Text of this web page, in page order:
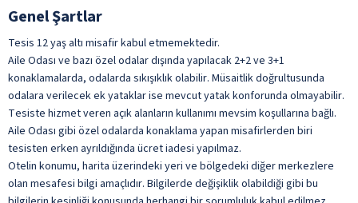
Oda kahvaltı konaklamalarda, kahvaltı konsepte dahildir. Tesiste
alınan diğer yiyecek ve içecekler ücretlidir.
Şişeli İçecekler
Taze Sıkılmış Meyve Suları
Türk Kahvesi
Yabancı Alkollü İçecek
Yerli Alkollü İçecek
ile belirtilen özellikler ücretlidir.
Genel Şartlar
Tesis 12 yaş altı misafir kabul etmemektedir.
Aile Odası ve bazı özel odalar dışında yapılacak 2+2 ve 3+1
konaklamalarda, odalarda sıkışıklık olabilir. Müsaitlik doğrultusunda
odalara verilecek ek yataklar ise mevcut yatak konforunda olmayabilir.
Tesiste hizmet veren açık alanların kullanımı mevsim koşullarına bağlı.
Aile Odası gibi özel odalarda konaklama yapan misafirlerden biri
tesisten erken ayrıldığında ücret iadesi yapılmaz.
Otelin konumu, harita üzerindeki yeri ve bölgedeki diğer merkezlere
olan mesafesi bilgi amaçlıdır. Bilgilerde değişiklik olabildiği gibi bu